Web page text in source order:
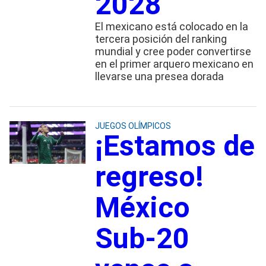
El mexicano está colocado en la
tercera posición del ranking
mundial y cree poder convertirse
en el primer arquero mexicano en
llevarse una presea dorada
JUEGOS OLÍMPICOS
¡Estamos de
regreso!
México
Sub-20